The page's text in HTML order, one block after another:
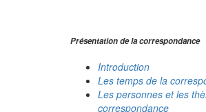
Présentation de la correspondance
Introduction
Les temps de la
Les personnes et les
correspondance